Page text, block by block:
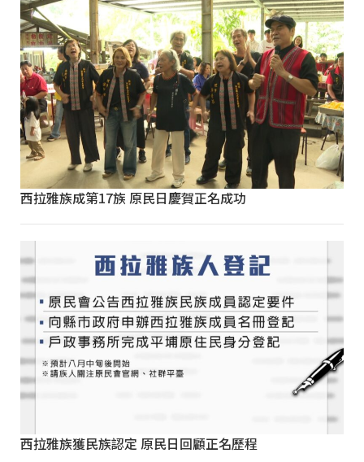
西拉雅族成第17族 原民日慶賀正名成功
西拉雅族獲民族認定 原民日回顧正名歷程